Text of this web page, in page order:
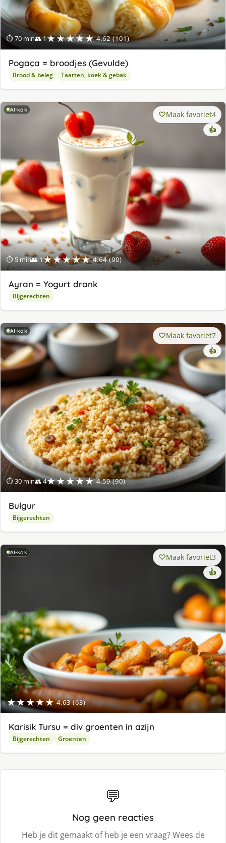
⏱ 70 min👥 1★★★★★ 4.62 (101)
Pogaça = broodjes (Gevulde)
Brood & beleg Taarten, koek & gebak
AI-kok
⏱ 5 min👥 1★★★★★ 4.64 (90)
Maak favoriet4
👍
Ayran = Yogurt drank
Bijgerechten
AI-kok
⏱ 30 min👥 4★★★★★ 4.59 (90)
Maak favoriet7
👍
Bulgur
Bijgerechten
AI-kok
★★★★★ 4.63 (63)
Maak favoriet3
👍
Karisik Tursu = div groenten in azijn
Bijgerechten Groenten
💬
Nog geen reacties
Heb je dit gemaakt of heb je een vraag? Wees de